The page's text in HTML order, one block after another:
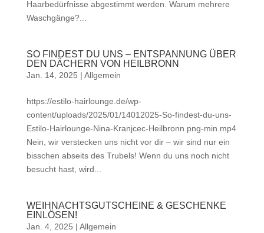
Haarbedürfnisse abgestimmt werden. Warum mehrere
Waschgänge?...
SO FINDEST DU UNS – ENTSPANNUNG ÜBER
DEN DÄCHERN VON HEILBRONN
Jan. 14, 2025 | Allgemein
https://estilo-hairlounge.de/wp-
content/uploads/2025/01/14012025-So-findest-du-uns-
Estilo-Hairlounge-Nina-Kranjcec-Heilbronn.png-min.mp4
Nein, wir verstecken uns nicht vor dir – wir sind nur ein
bisschen abseits des Trubels! Wenn du uns noch nicht
besucht hast, wird...
WEIHNACHTSGUTSCHEINE & GESCHENKE
EINLÖSEN!
Jan. 4, 2025 | Allgemein